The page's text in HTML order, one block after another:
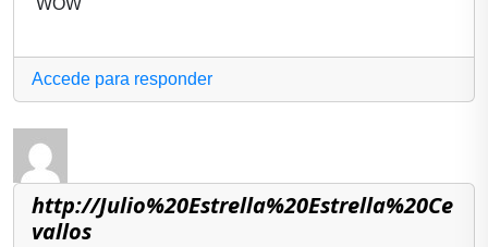
WOW
Accede para responder
http://Julio%20Estrella%20Estrella%20Ce
vallos